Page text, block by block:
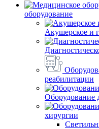
оборудование
Акушерское и
реабилитации
Оборудование
хирургии